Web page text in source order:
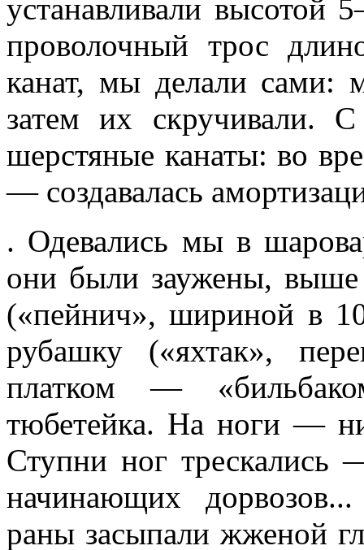
устанавливали
про­волочный трос
канат, мы делали сами:
затем их скручивали.
шерстяные канаты: во
— создавалась
. Одевались мы в
они были заужены, выше
(«пейнич», шириной в
рубашку («яхтак»,
платком —
тюбетейка. На ноги —
Ступни ног трескались
начинающих
раны засыпали жженой